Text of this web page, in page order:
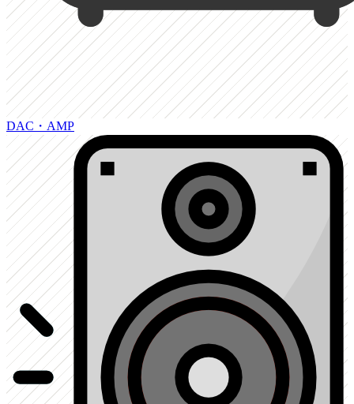
DAC・AMP